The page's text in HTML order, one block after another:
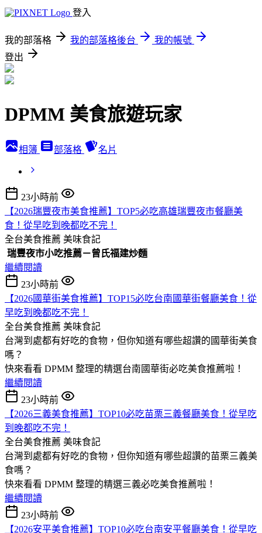
登入
我的部落格 我的部落格後台
我的帳號
登出
DPMM 美食旅遊玩家
相簿 部落格 名片
23小時前
【2026瑞豐夜市美食推薦】TOP5必吃高雄瑞豐夜市餐廳美
食！從早吃到晚都吃不完！
全台美食推薦 美味食記
瑞豐夜市小吃推薦－曾氏福建炒麵
繼續閱讀
23小時前
【2026國華街美食推薦】TOP15必吃台南國華街餐廳美食！從
早吃到晚都吃不完！
全台美食推薦 美味食記
台灣到處都有好吃的食物，但你知道有哪些超讚的國華街美食
嗎？
快來看看 DPMM 整理的精選台南國華街必吃美食推薦啦！
繼續閱讀
23小時前
【2026三義美食推薦】TOP10必吃苗栗三義餐廳美食！從早吃
到晚都吃不完！
全台美食推薦 美味食記
台灣到處都有好吃的食物，但你知道有哪些超讚的苗栗三義美
食嗎？
快來看看 DPMM 整理的精選三義必吃美食推薦啦！
繼續閱讀
23小時前
【2026安平美食推薦】TOP10必吃台南安平餐廳美食！從早吃